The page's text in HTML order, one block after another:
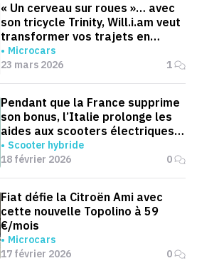
« Un cerveau sur roues »… avec
son tricycle Trinity, Will.i.am veut
transformer vos trajets en
moments productifs
Microcars
23 mars 2026
1
Pendant que la France supprime
son bonus, l’Italie prolonge les
aides aux scooters électriques
jusqu’en 2030
Scooter hybride
18 février 2026
0
Fiat défie la Citroën Ami avec
cette nouvelle Topolino à 59
€/mois
Microcars
17 février 2026
0